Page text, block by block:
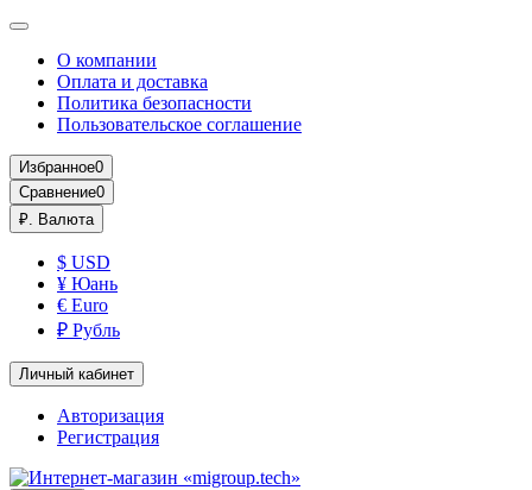
О компании
Оплата и доставка
Политика безопасности
Пользовательское соглашение
Избранное0
Сравнение0
₽. Валюта
$ USD
¥ Юань
€ Euro
₽ Рубль
Личный кабинет
Авторизация
Регистрация